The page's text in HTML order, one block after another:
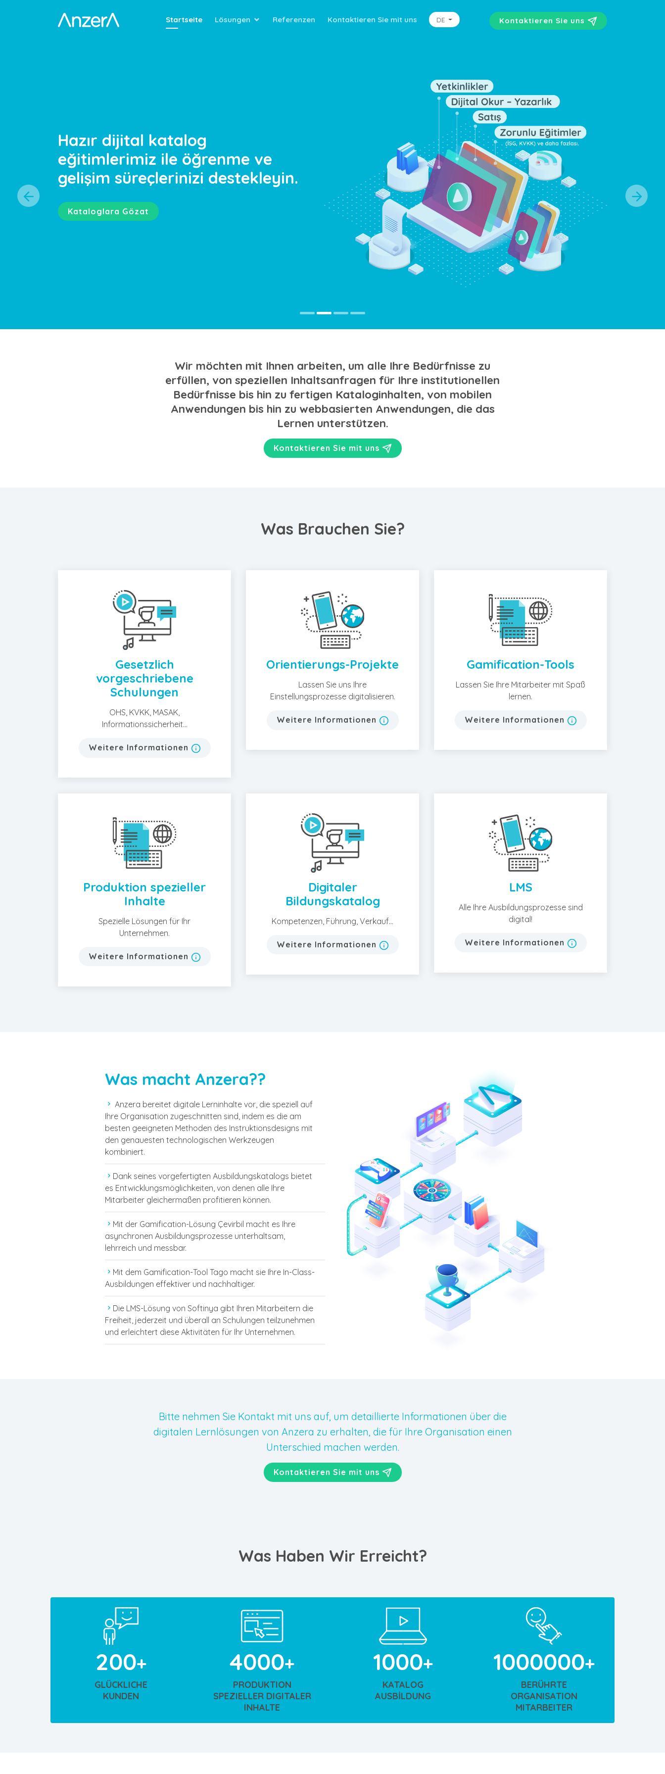
Startseite Lösungen Referenzen Kontaktieren Sie mit uns DE Kontaktieren Sie uns
Hazır dijital katalog
eğitimlerimiz ile öğrenme ve
gelişim süreçlerinizi destekleyin.
Kataloglara Gözat
Wir möchten mit Ihnen arbeiten, um alle Ihre Bedürfnisse zu
erfüllen, von speziellen Inhaltsanfragen für Ihre institutionellen
Bedürfnisse bis hin zu fertigen Kataloginhalten, von mobilen
Anwendungen bis hin zu webbasierten Anwendungen, die das
Lernen unterstützen.
Kontaktieren Sie mit uns
Was Brauchen Sie?
Gesetzlich
vorgeschriebene
Schulungen
OHS, KVKK, MASAK,
Informationssicherheit...
Weitere Informationen
Orientierungs-Projekte
Lassen Sie uns Ihre
Einstellungsprozesse digitalisieren.
Weitere Informationen
Gamification-Tools
Lassen Sie Ihre Mitarbeiter mit Spaß
lernen.
Weitere Informationen
Produktion spezieller
Inhalte
Spezielle Lösungen für Ihr
Unternehmen.
Weitere Informationen
Digitaler
Bildungskatalog
Kompetenzen, Führung, Verkauf...
Weitere Informationen
LMS
Alle Ihre Ausbildungsprozesse sind
digital!
Weitere Informationen
Was macht Anzera??
Anzera bereitet digitale Lerninhalte vor, die speziell auf
Ihre Organisation zugeschnitten sind, indem es die am
besten geeigneten Methoden des Instruktionsdesigns mit
den genauesten technologischen Werkzeugen
kombiniert.
Dank seines vorgefertigten Ausbildungskatalogs bietet
es Entwicklungsmöglichkeiten, von denen alle Ihre
Mitarbeiter gleichermaßen profitieren können.
Mit der Gamification-Lösung Çevirbil macht es Ihre
asynchronen Ausbildungsprozesse unterhaltsam,
lehrreich und messbar.
Mit dem Gamification-Tool Tago macht sie Ihre In-Class-
Ausbildungen effektiver und nachhaltiger.
Die LMS-Lösung von Softinya gibt Ihren Mitarbeitern die
Freiheit, jederzeit und überall an Schulungen teilzunehmen
und erleichtert diese Aktivitäten für Ihr Unternehmen.
Bitte nehmen Sie Kontakt mit uns auf, um detaillierte Informationen über die
digitalen Lernlösungen von Anzera zu erhalten, die für Ihre Organisation einen
Unterschied machen werden.
Kontaktieren Sie mit uns
Was Haben Wir Erreicht?
200
GLÜCKLICHE
KUNDEN
4000
PRODUKTION
SPEZIELLER DIGITALER
INHALTE
1000
KATALOG
AUSBİLDUNG
1000000
BERÜHRTE
ORGANISATION
MITARBEITER